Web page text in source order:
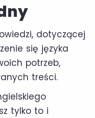
dotyczącej
się języka
potrzeb,
treści.
tylko to i